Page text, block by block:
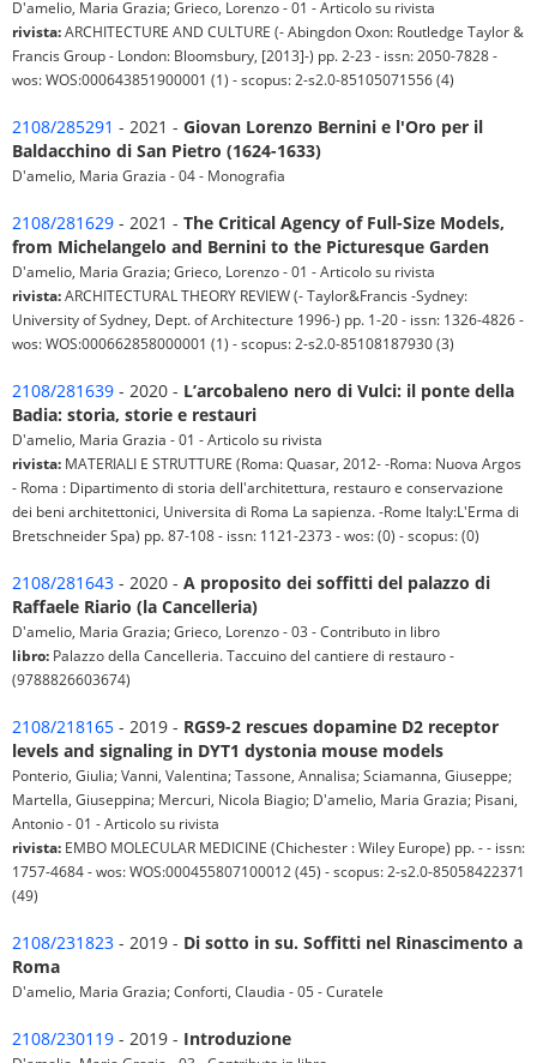
D'amelio, Maria Grazia; Grieco, Lorenzo - 01 - Articolo su rivista
rivista:ARCHITECTURE AND CULTURE (- Abingdon Oxon: Routledge Taylor &
Francis Group - London: Bloomsbury, [2013]-) pp. 2-23 - issn: 2050-7828 -
wos: WOS:000643851900001 (1) - scopus: 2-s2.0-85105071556 (4)
2108/285291 - 2021 - Giovan Lorenzo Bernini e l'Oro per il
Baldacchino di San Pietro (1624-1633)
D'amelio, Maria Grazia - 04 - Monografia
2108/281629 - 2021 - The Critical Agency of Full-Size Models,
from Michelangelo and Bernini to the Picturesque Garden
D'amelio, Maria Grazia; Grieco, Lorenzo - 01 - Articolo su rivista
rivista:ARCHITECTURAL THEORY REVIEW (- Taylor&Francis -Sydney:
University of Sydney, Dept. of Architecture 1996-) pp. 1-20 - issn: 1326-4826 -
wos: WOS:000662858000001 (1) - scopus: 2-s2.0-85108187930 (3)
2108/281639 - 2020 - L’arcobaleno nero di Vulci: il ponte della
Badia: storia, storie e restauri
D'amelio, Maria Grazia - 01 - Articolo su rivista
rivista: MATERIALI E STRUTTURE (Roma: Quasar, 2012- -Roma: Nuova Argos
- Roma : Dipartimento di storia dell'architettura, restauro e conservazione
dei beni architettonici, Universita di Roma La sapienza. -Rome Italy:L'Erma di
Bretschneider Spa) pp. 87-108 - issn: 1121-2373 - wos: (0) - scopus: (0)
2108/281643 - 2020 - A proposito dei soffitti del palazzo di
Raffaele Riario (la Cancelleria)
D'amelio, Maria Grazia; Grieco, Lorenzo - 03 - Contributo in libro
libro: Palazzo della Cancelleria. Taccuino del cantiere di restauro -
(9788826603674)
2108/218165 - 2019 - RGS9-2 rescues dopamine D2 receptor
levels and signaling in DYT1 dystonia mouse models
Ponterio, Giulia; Vanni, Valentina; Tassone, Annalisa; Sciamanna, Giuseppe;
Martella, Giuseppina; Mercuri, Nicola Biagio; D'amelio, Maria Grazia; Pisani,
Antonio - 01 - Articolo su rivista
rivista: EMBO MOLECULAR MEDICINE (Chichester : Wiley Europe) pp. - - issn:
1757-4684 - wos: WOS:000455807100012 (45) - scopus: 2-s2.0-85058422371
(49)
2108/231823 - 2019 - Di sotto in su. Soffitti nel Rinascimento a
Roma
D'amelio, Maria Grazia; Conforti, Claudia - 05 - Curatele
2108/230119 - 2019 - Introduzione